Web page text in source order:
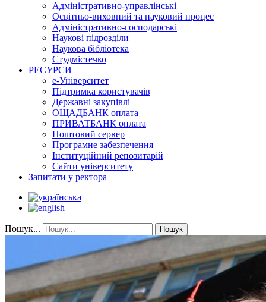
Адміністративно-управлінські
Освітньо-виховний та науковий процес
Адміністративно-господарські
Наукові підрозділи
Наукова бібліотека
Студмістечко
РЕСУРСИ
е-Університет
Підтримка користувачів
Державні закупівлі
ОЩАДБАНК оплата
ПРИВАТБАНК оплата
Поштовий сервер
Програмне забезпечення
Інституційний репозитарій
Сайти університету
Запитати у ректора
Пошук... Пошук